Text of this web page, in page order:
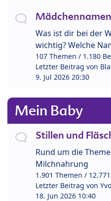
Was ist dir bei der
wichtig? Welche
107 Themen / 1.180
Letzter Beitrag von
9. Jul 2026 20:30
Mein Baby
Stillen und
Rund um die
Milchnahrung
1.901 Themen /
Letzter Beitrag von
18. Jun 2026 10:40